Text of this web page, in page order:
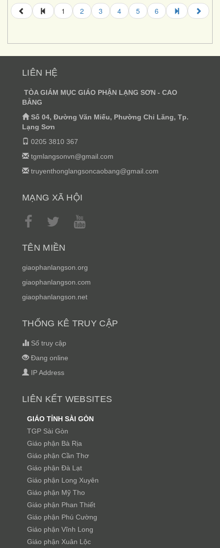
1 2 3 4 5 6
LIÊN HỆ
TÒA GIÁM MỤC GIÁO PHẬN LẠNG SƠN - CAO
BẰNG
Số 04, Đường Văn Miếu, Phường Chi Lăng, Tp.
Lạng Sơn
0205 3810 367
tgmlangsonvn@gmail.com
truyenthonglangsoncaobang@gmail.com
MẠNG XÃ HỘI
TÊN MIỀN
giaophanlangson.org
giaophanlangson.com
giaophanlangson.net
THỐNG KÊ TRUY CẬP
Số truy cập
Đang online
IP Address
LIÊN KẾT WEBSITES
GIÁO TỈNH SÀI GÒN
TGP Sài Gòn
Giáo phận Bà Rịa
Giáo phận Cần Thơ
Giáo phận Đà Lạt
Giáo phận Long Xuyên
Giáo phận Mỹ Tho
Giáo phận Phan Thiết
Giáo phận Phú Cường
Giáo phận Vĩnh Long
Giáo phận Xuân Lộc